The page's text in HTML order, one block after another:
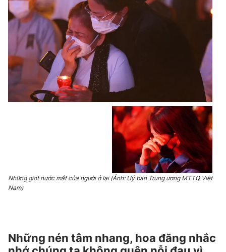
Những giọt nước mắt của người ở lại (Ảnh: Uỷ ban Trung ương MTTQ Việt
Nam)
Những nén tâm nhang, hoa đăng nhắc